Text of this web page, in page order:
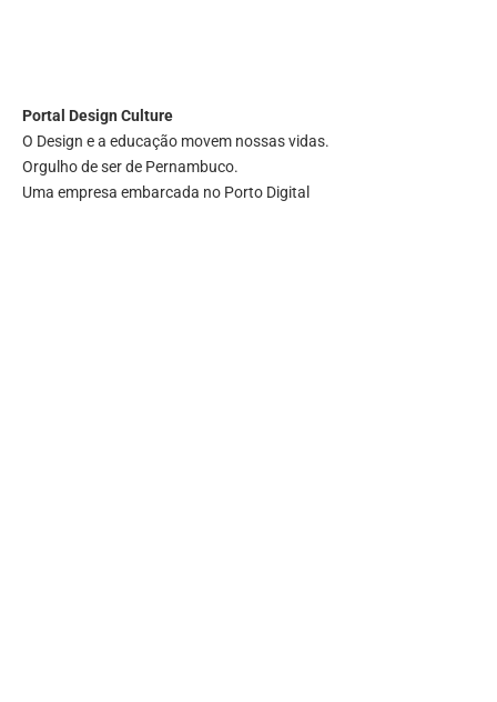
Portal Design Culture
O Design e a educação movem nossas vidas.
Orgulho de ser de Pernambuco.
Uma empresa embarcada no Porto Digital